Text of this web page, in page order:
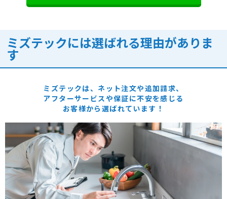
ミズテックには選ばれる理由がありま
す
ミズテックは、ネット注文や追加請求、
アフターサービスや保証に不安を感じる
お客様から選ばれています！